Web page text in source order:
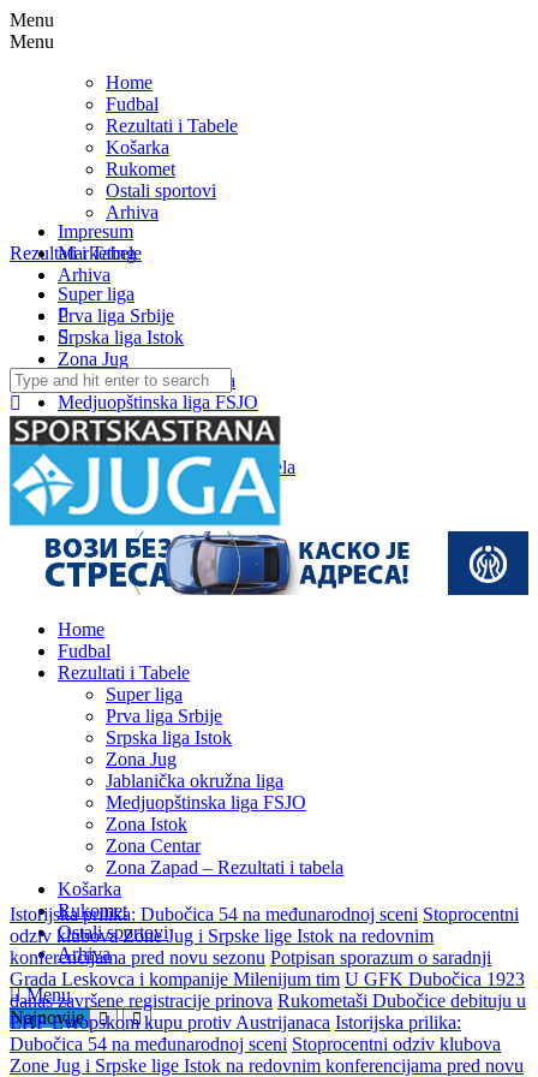
Menu
Menu
Home
Fudbal
Rezultati i Tabele
Košarka
Rukomet
Ostali sportovi
Arhiva
Rezultati i Tabele
Super liga
Prva liga Srbije
Srpska liga Istok
Zona Jug
Jablanička okružna liga
Medjuopštinska liga FSJO
Zona Istok
Zona Centar
Zona Zapad – Rezultati i tabela
Impresum
Marketing
Arhiva
Search
for:
Home
Fudbal
Rezultati i Tabele
Super liga
Prva liga Srbije
Srpska liga Istok
Zona Jug
Jablanička okružna liga
Medjuopštinska liga FSJO
Zona Istok
Zona Centar
Zona Zapad – Rezultati i tabela
Košarka
Rukomet
Ostali sportovi
Arhiva
Menu
Najnovije
Istorijska prilika: Dubočica 54 na međunarodnoj sceni
odziv klubova Zone Jug i Srpske lige Istok na redovnim
konferencijama pred novu sezonu
Grada Leskovca i kompanije Milenijum tim U GFK Dubočica 1923
danas završene registracije prinova Rukometaši Dubočice debituju u
EHF Evropskom kupu protiv Austrijanaca Istorijska prilika:
Dubočica 54 na međunarodnoj sceni Stoprocentni odziv klubova
Zone Jug i Srpske lige Istok na redovnim konferencijama pred novu
sezonu